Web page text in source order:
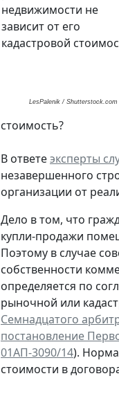
LesPalenik / Shutterstock.com
стоимость?
В ответеэксперты
незавершенного
организации от
Дело в том, что
купли-продажи
Поэтому в случае
собственности
определяется по
рыночной или
Семнадцатого
постановление
01АП-3090/14).
стоимости в